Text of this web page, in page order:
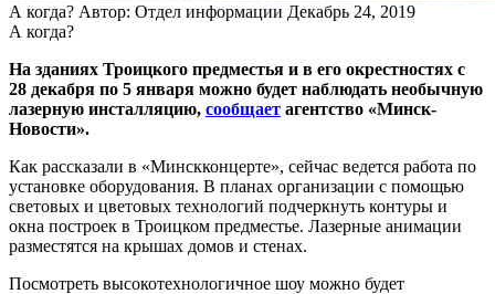
А когда? Автор: Отдел информации Декабрь 24, 2019
А когда?
На зданиях Троицкого предместья и в его окрестностях с
28 декабря по 5 января можно будет наблюдать необычную
лазерную инсталляцию, сообщает агентство «Минск-
Новости».
Как рассказали в «Минскконцерте», сейчас ведется работа по
установке оборудования. В планах организации с помощью
световых и цветовых технологий подчеркнуть контуры и
окна построек в Троицком предместье. Лазерные анимации
разместятся на крышах домов и стенах.
Посмотреть высокотехнологичное шоу можно будет